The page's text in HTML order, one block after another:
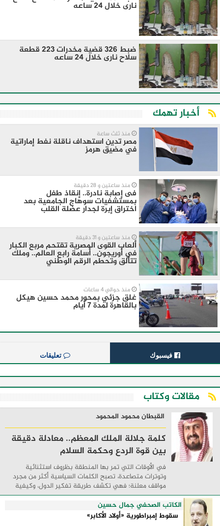
نارى خلال 24 ساعه
ضبط 326 قضية مخدرات 223 قطعة
سلاح نارى خلال 24 ساعه
أخبار تهمك
منذ ثلث ساعة
مصر تدين استهداف ناقلة نفط إماراتية
في مضيق هرمز
منذ ساعتين و 28 دقيقة
فى إصابة نادرة.. إنقاذ طفل
بمستشفيات سوهاج الجامعية بعد
اختراق إبرة لجدار عضلة القلب
منذ ساعتين و 31 دقيقة
ألعاب القوى المصرية تقتحم مربع الكبار
في أوريجون.. أسامة رابع العالم.. وملك
تتألق وتحطم الرقم الوطني
منذ حوالي 4 ساعات
غلق جزئي بمحور محمد حسين هيكل
بالقاهرة لمدة 7 أيام
فيسبوك تعليقات
مقالات وكتاب
القبطان محمود المحمود
كلمة جلالة الملك المعظم.. معادلة دقيقة
بين قوة الردع وحكمة السلام
في الأوقات التي تمر بها المنطقة بظروف استثنائية
وتوترات متصاعدة، تصبح الكلمات السياسية أكثر من مجرد
مواقف معلنة؛ فهي تكشف طريقة تفكير الدول، وكيفية
إدارتها للأزمات، والحدود التي تفصل بين القوة ...
الكاتب الصحفي جمال حسين
سقوط إمبراطورية «أولاد الأكابر»